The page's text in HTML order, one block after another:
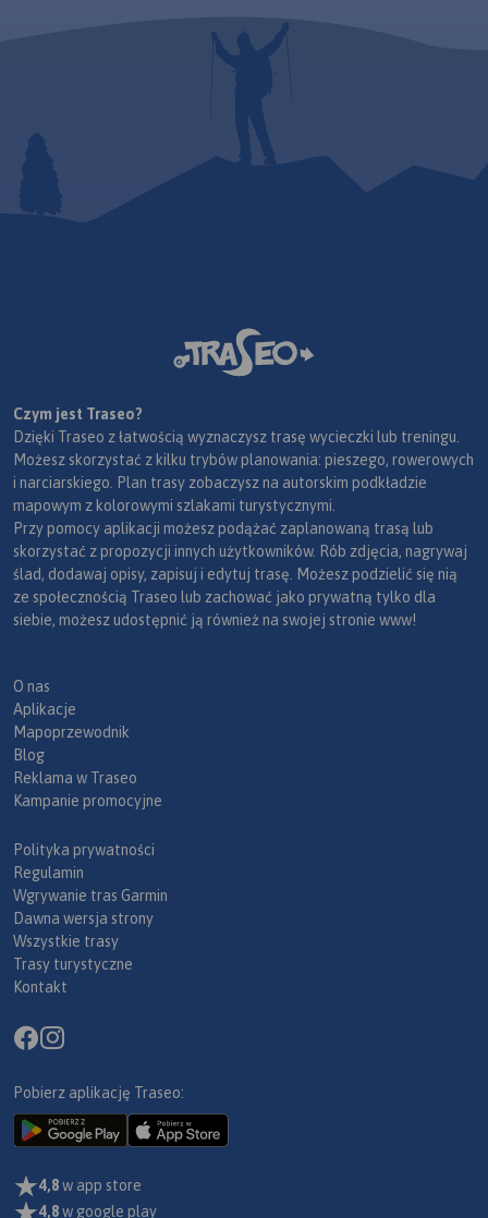
Czym jest Traseo?
Dzięki Traseo z łatwością wyznaczysz trasę wycieczki lub treningu.
Możesz skorzystać z kilku trybów planowania: pieszego, rowerowych
i narciarskiego. Plan trasy zobaczysz na autorskim podkładzie
mapowym z kolorowymi szlakami turystycznymi.
Przy pomocy aplikacji możesz podążać zaplanowaną trasą lub
skorzystać z propozycji innych użytkowników. Rób zdjęcia, nagrywaj
ślad, dodawaj opisy, zapisuj i edytuj trasę. Możesz podzielić się nią
ze społecznością Traseo lub zachować jako prywatną tylko dla
siebie, możesz udostępnić ją również na swojej stronie www!
O nas
Aplikacje
Mapoprzewodnik
Blog
Reklama w Traseo
Kampanie promocyjne
Polityka prywatności
Regulamin
Wgrywanie tras Garmin
Dawna wersja strony
Wszystkie trasy
Trasy turystyczne
Kontakt
Pobierz aplikację Traseo:
4,8w app store
4,8w google play